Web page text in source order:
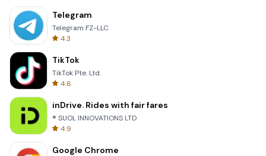
Telegram
Telegram FZ-LLC
4.3
TikTok
TikTok Pte. Ltd.
4.6
inDrive. Rides with fair fares
® SUOL INNOVATIONS LTD
4.9
Google Chrome